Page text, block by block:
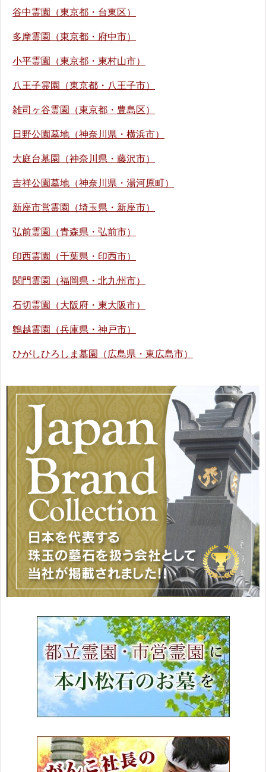
谷中霊園（東京都・台東区）
多摩霊園（東京都・府中市）
小平霊園（東京都・東村山市）
八王子霊園（東京都・八王子市）
雑司ヶ谷霊園（東京都・豊島区）
日野公園墓地（神奈川県・横浜市）
大庭台墓園（神奈川県・藤沢市）
吉祥公園墓地（神奈川県・湯河原町）
新座市営霊園（埼玉県・新座市）
弘前霊園（青森県・弘前市）
印西霊園（千葉県・印西市）
関門霊園（福岡県・北九州市）
石切霊園（大阪府・東大阪市）
鵯越霊園（兵庫県・神戸市）
ひがしひろしま墓園（広島県・東広島市）